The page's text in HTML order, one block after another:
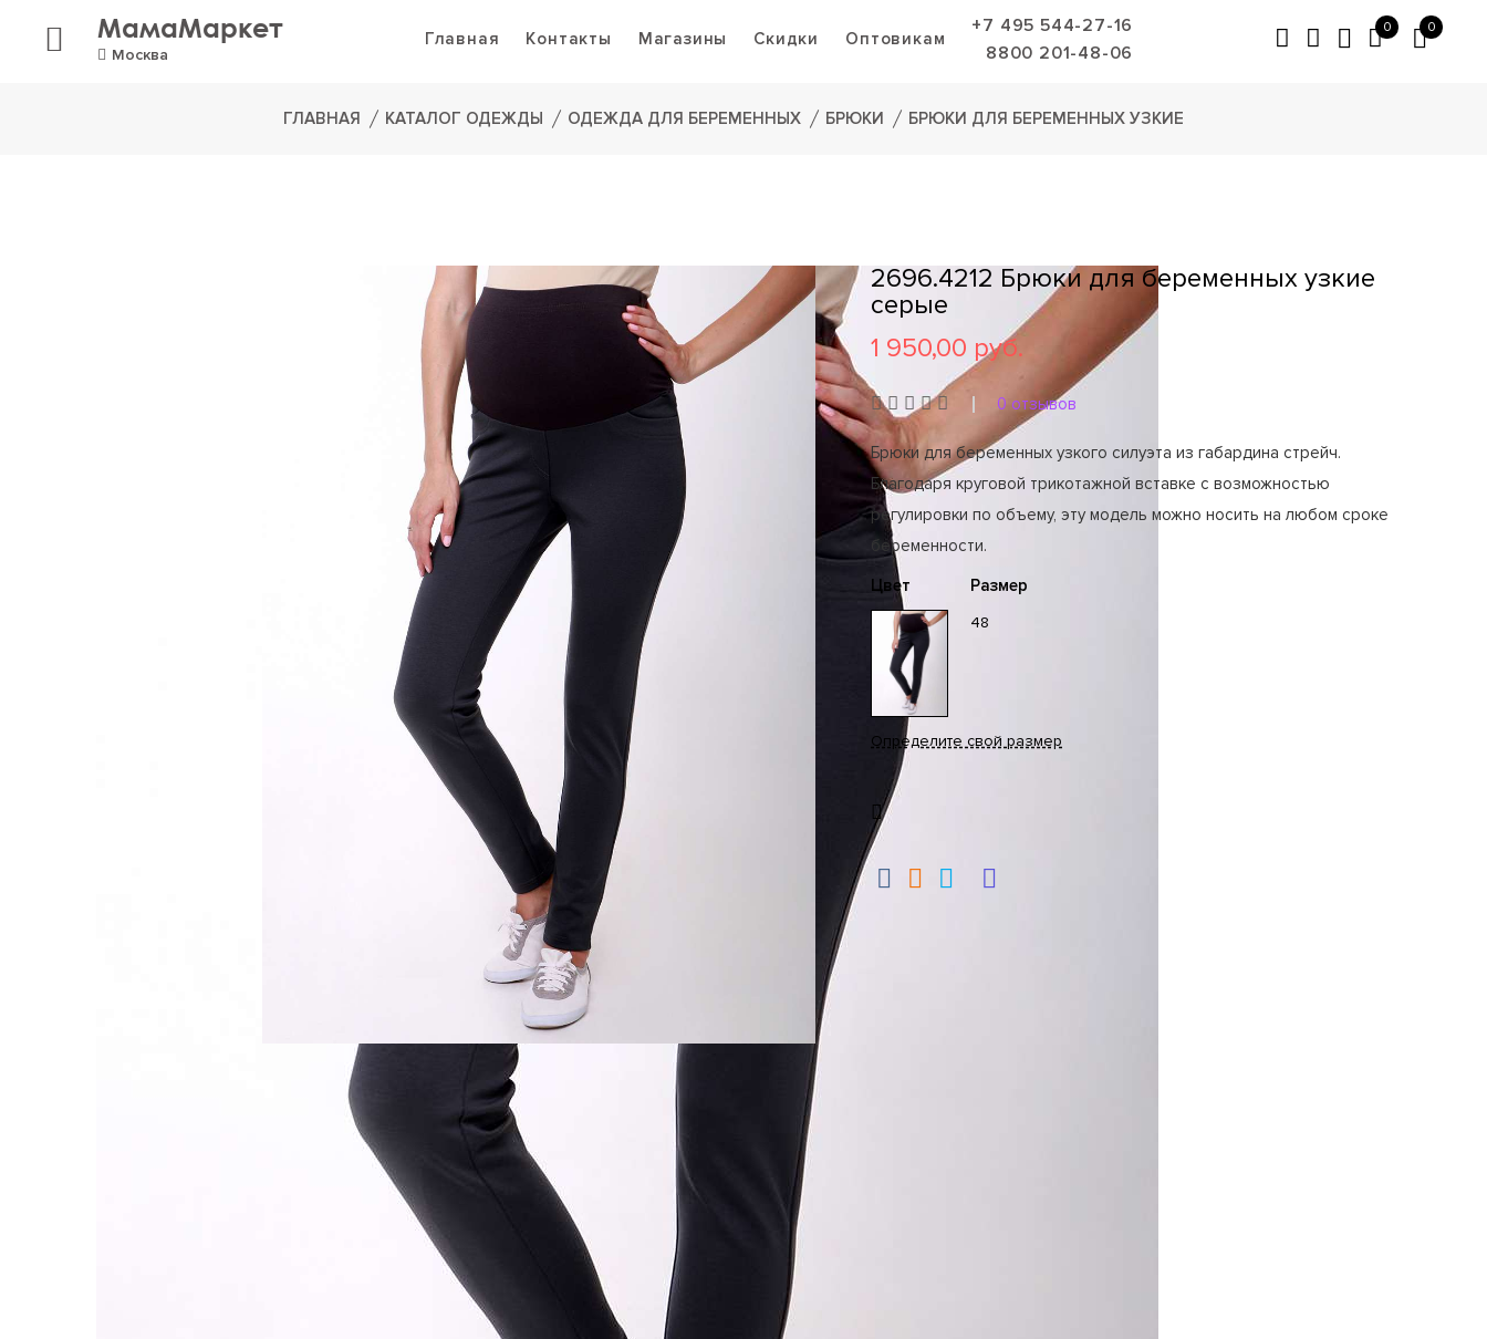
МамаМаркет
Москва
Главная Контакты Магазины Скидки Оптовикам
+7 495 544-27-16
8800 201-48-06
0 0
ГЛАВНАЯ КАТАЛОГ ОДЕЖДЫ ОДЕЖДА ДЛЯ БЕРЕМЕННЫХ БРЮКИ БРЮКИ ДЛЯ БЕРЕМЕННЫХ УЗКИЕ
2696.4212 Брюки для беременных узкие
серые
1 950,00 руб.
0 отзывов
Брюки для беременных узкого силуэта из габардина стрейч.
Благодаря круговой трикотажной вставке с возможностью
регулировки по объему, эту модель можно носить на любом сроке
беременности.
Цвет
Размер
48
Определите свой размер